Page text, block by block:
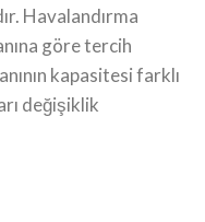
Havalandırma
göre tercih
kapasitesi farklı
değişiklik